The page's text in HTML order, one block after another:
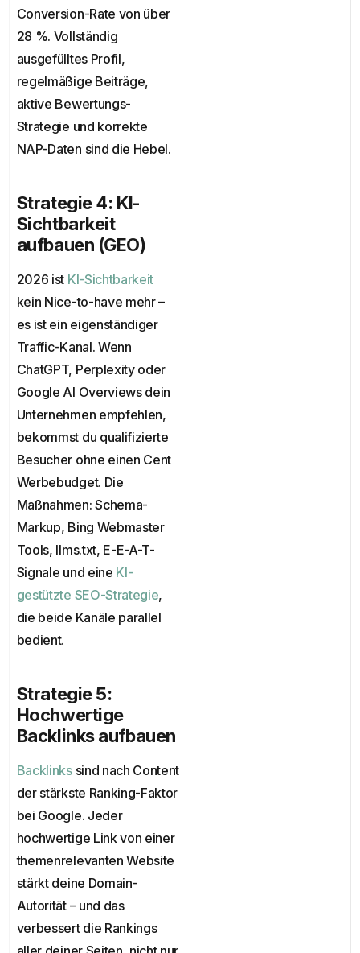
Conversion-Rate von über
28 %. Vollständig
ausgefülltes Profil,
regelmäßige Beiträge,
aktive Bewertungs-
Strategie und korrekte
NAP-Daten sind die Hebel.
Strategie 4: KI-
Sichtbarkeit
aufbauen (GEO)
2026 ist KI-Sichtbarkeit
kein Nice-to-have mehr –
es ist ein eigenständiger
Traffic-Kanal. Wenn
ChatGPT, Perplexity oder
Google AI Overviews dein
Unternehmen empfehlen,
bekommst du qualifizierte
Besucher ohne einen Cent
Werbebudget. Die
Maßnahmen: Schema-
Markup, Bing Webmaster
Tools, llms.txt, E-E-A-T-
Signale und eine KI-
gestützte SEO-Strategie,
die beide Kanäle parallel
bedient.
Strategie 5:
Hochwertige
Backlinks aufbauen
Backlinkssind nach Content
der stärkste Ranking-Faktor
bei Google. Jeder
hochwertige Link von einer
themenrelevanten Website
stärkt deine Domain-
Autorität – und das
verbessert die Rankings